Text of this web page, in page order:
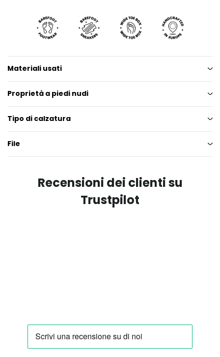
Materiali usati
Proprietà a piedi nudi
Tipo di calzatura
File
Recensioni dei clienti su
Trustpilot